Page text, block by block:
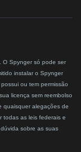
O Spynger só pode ser
instalar o Spynger
ou tem permissão
licença sem reembolso
quaisquer alegações de
todas as leis federais e
sobre as suas